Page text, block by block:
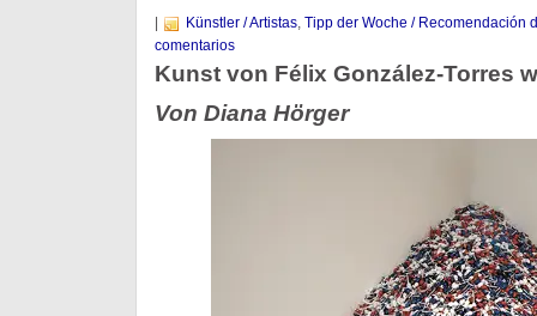
Künstler / Artistas, Tipp der Woche / Recomendación
comentarios
Kunst von Félix González-Torres
Von Diana Hörger